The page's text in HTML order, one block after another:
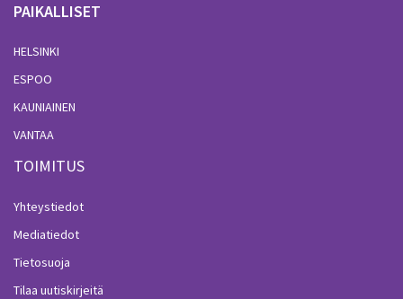
PAIKALLISET
HELSINKI
ESPOO
KAUNIAINEN
VANTAA
TOIMITUS
Yhteystiedot
Mediatiedot
Tietosuoja
Tilaa uutiskirjeitä